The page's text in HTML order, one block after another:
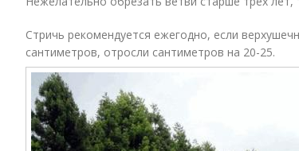
Стричь рекомендуется ежегодно, если
сантиметров, отросли сантиметров на 20-25.